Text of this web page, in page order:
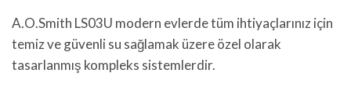
A.O.Smith LS03U modern evlerde tüm ihtiyaçlarınız için
temiz ve güvenli su sağlamak üzere özel olarak
tasarlanmış kompleks sistemlerdir.